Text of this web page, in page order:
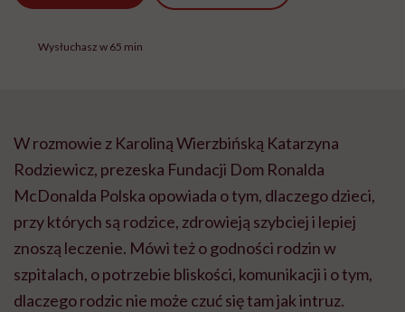
Wysłuchasz w 65 min
W rozmowie z Karoliną Wierzbińską Katarzyna
Rodziewicz, prezeska Fundacji Dom Ronalda
McDonalda Polska opowiada o tym, dlaczego dzieci,
przy których są rodzice, zdrowieją szybciej i lepiej
znoszą leczenie. Mówi też o godności rodzin w
szpitalach, o potrzebie bliskości, komunikacji i o tym,
dlaczego rodzic nie może czuć się tam jak intruz.